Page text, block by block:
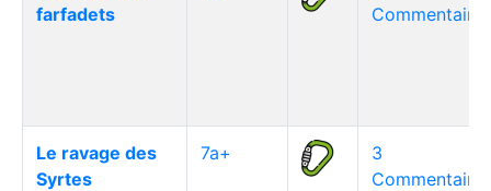
farfadets
Le ravage des
Syrtes
7a+
3